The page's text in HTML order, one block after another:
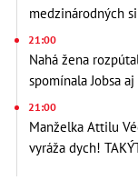
medzinárodných
21:00
Nahá žena
spomínala Jobsa
21:00
Manželka Attilu
vyráža dych!